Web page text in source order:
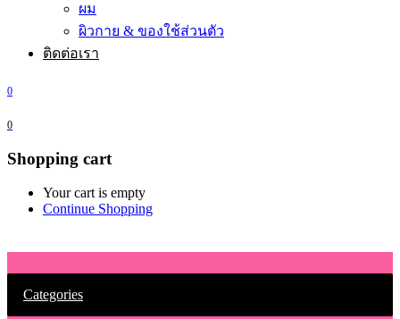
ผม
ผิวกาย & ของใช้ส่วนตัว
ติดต่อเรา
0
0
Shopping cart
Your cart is empty
Continue Shopping
Categories